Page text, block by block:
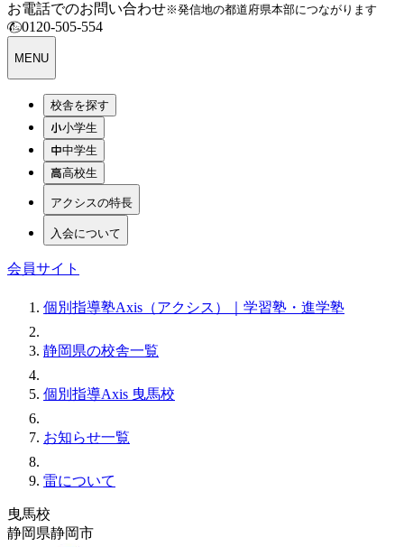
お電話でのお問い合わせ※発信地の都道府県本部につながります
0120-505-554
MENU
校舎を探す
小学生
中学生
高校生
アクシスの特長
入会について
会員サイト
個別指導塾Axis（アクシス）｜学習塾・進学塾
静岡県の校舎一覧
個別指導Axis 曳馬校
お知らせ一覧
雷について
曳馬校
静岡県静岡市